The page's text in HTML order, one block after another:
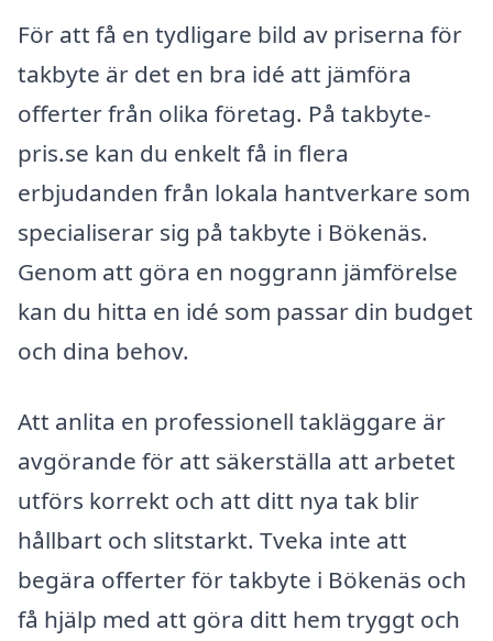
För att få en tydligare bild av priserna för
takbyte är det en bra idé att jämföra
offerter från olika företag. På takbyte-
pris.se kan du enkelt få in flera
erbjudanden från lokala hantverkare som
specialiserar sig på takbyte i Bökenäs.
Genom att göra en noggrann jämförelse
kan du hitta en idé som passar din budget
och dina behov.
Att anlita en professionell takläggare är
avgörande för att säkerställa att arbetet
utförs korrekt och att ditt nya tak blir
hållbart och slitstarkt. Tveka inte att
begära offerter för takbyte i Bökenäs och
få hjälp med att göra ditt hem tryggt och